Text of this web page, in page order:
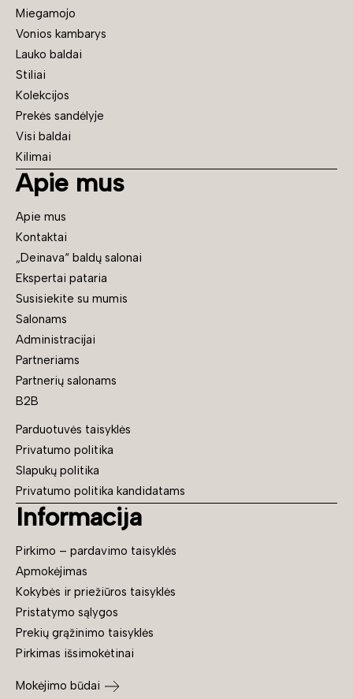
Miegamojo
Vonios kambarys
Lauko baldai
Stiliai
Kolekcijos
Prekės sandėlyje
Visi baldai
Kilimai
Apie mus
Apie mus
Kontaktai
„Deinava“ baldų salonai
Ekspertai pataria
Susisiekite su mumis
Salonams
Administracijai
Partneriams
Partnerių salonams
B2B
Parduotuvės taisyklės
Privatumo politika
Slapukų politika
Privatumo politika kandidatams
Informacija
Pirkimo – pardavimo taisyklės
Apmokėjimas
Kokybės ir priežiūros taisyklės
Pristatymo sąlygos
Prekių grąžinimo taisyklės
Pirkimas išsimokėtinai
Mokėjimo būdai